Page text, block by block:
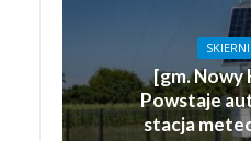
[gm. Nowy
Powstaje
stacja